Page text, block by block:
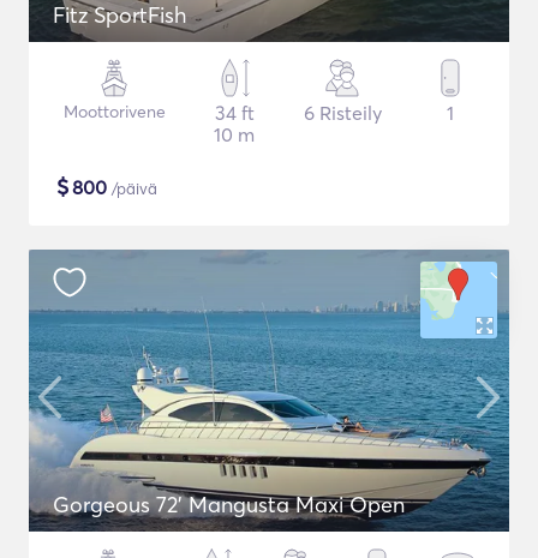
Fitz SportFish
Moottorivene
34 ft
10 m
6 Risteily 1
$800 /päivä
Gorgeous 72' Mangusta Maxi Open